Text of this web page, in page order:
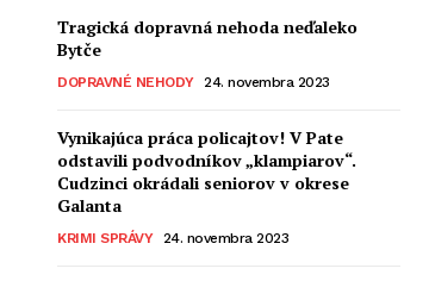
Tragická dopravná nehoda neďaleko
Bytče
DOPRAVNÉ NEHODY 24. novembra 2023
Vynikajúca práca policajtov! V Pate
odstavili podvodníkov „klampiarov“.
Cudzinci okrádali seniorov v okrese
Galanta
KRIMI SPRÁVY 24. novembra 2023